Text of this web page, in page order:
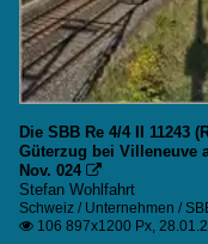
Die SBB Re 4/4 II 11243
Güterzug bei Villeneuve
Nov. 024 
Stefan Wohlfahrt
Schweiz / Unternehmen /
 106 897x1200 Px,